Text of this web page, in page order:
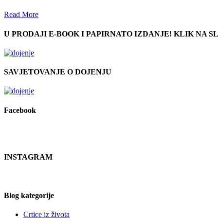
Read More
U PRODAJI E-BOOK I PAPIRNATO IZDANJE! KLIK NA
SAVJETOVANJE O DOJENJU
Facebook
INSTAGRAM
Blog kategorije
Crtice iz života